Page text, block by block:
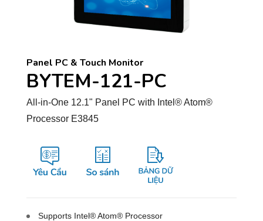
Panel PC & Touch Monitor
BYTEM-121-PC
All-in-One 12.1" Panel PC with Intel® Atom®
Processor E3845
Supports Intel® Atom® Processor